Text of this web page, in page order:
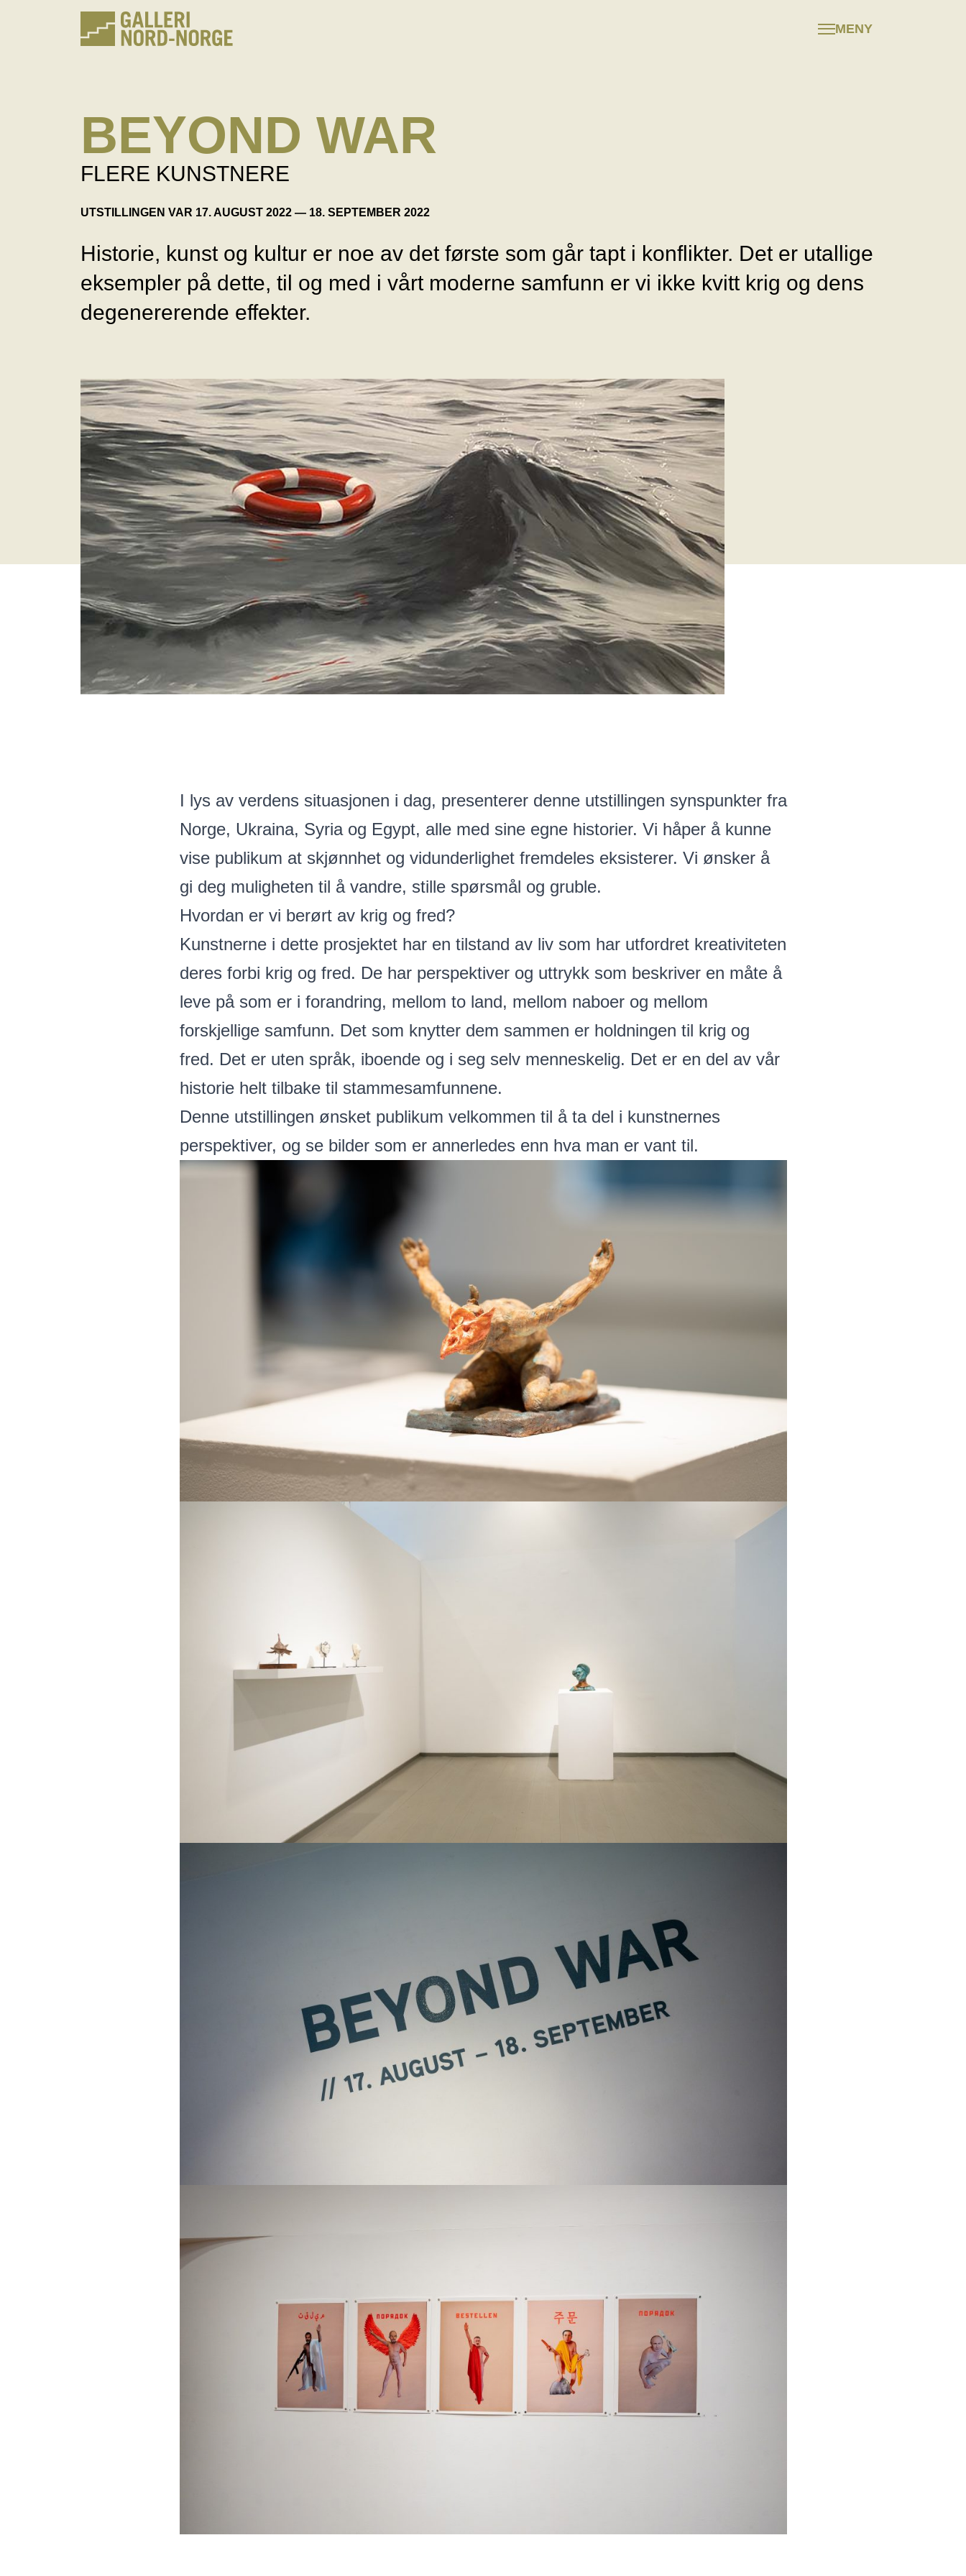
MENY
BEYOND WAR
FLERE KUNSTNERE
UTSTILLINGEN VAR 17. AUGUST 2022 — 18. SEPTEMBER 2022
Historie, kunst og kultur er noe av det første som går tapt i konflikter. Det er utallige
eksempler på dette, til og med i vårt moderne samfunn er vi ikke kvitt krig og dens
degenererende effekter.
I lys av verdens situasjonen i dag, presenterer denne utstillingen synspunkter fra
Norge, Ukraina, Syria og Egypt, alle med sine egne historier. Vi håper å kunne
vise publikum at skjønnhet og vidunderlighet fremdeles eksisterer. Vi ønsker å
gi deg muligheten til å vandre, stille spørsmål og gruble.
Hvordan er vi berørt av krig og fred?
Kunstnerne i dette prosjektet har en tilstand av liv som har utfordret kreativiteten
deres forbi krig og fred. De har perspektiver og uttrykk som beskriver en måte å
leve på som er i forandring, mellom to land, mellom naboer og mellom
forskjellige samfunn. Det som knytter dem sammen er holdningen til krig og
fred. Det er uten språk, iboende og i seg selv menneskelig. Det er en del av vår
historie helt tilbake til stammesamfunnene.
Denne utstillingen ønsket publikum velkommen til å ta del i kunstnernes
perspektiver, og se bilder som er annerledes enn hva man er vant til.